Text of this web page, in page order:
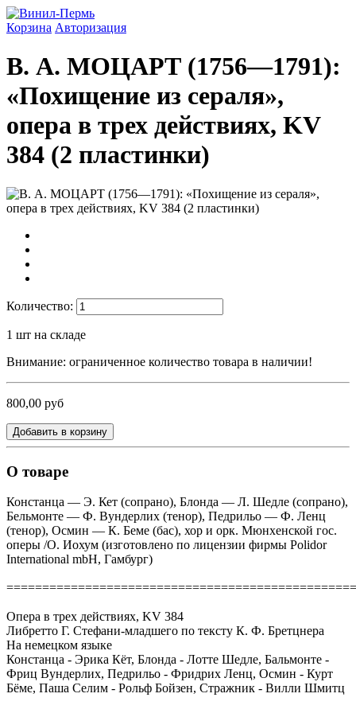
Корзина Авторизация
B. А. МОЦАРТ (1756—1791):
«Похищение из сераля»,
опера в трех действиях, KV
384 (2 пластинки)
Количество:
1 шт на складе
Внимание: ограниченное количество товара в наличии!
800,00 руб
Добавить в корзину
О товаре
Констанца — Э. Кет (сопрано), Блонда — Л. Шедле (сопрано),
Бельмонте — Ф. Вундерлих (тенор), Педрильо — Ф. Ленц
(тенор), Осмин — К. Беме (бас), хор и орк. Мюнхенской гос.
оперы /О. Иохум (изготовлено по лицензии фирмы Polidor
International mbH, Гамбург)
Опера в трех действиях, KV 384
Либретто Г. Стефани-младшего по тексту К. Ф. Бретцнера
На немецком языке
Констанца - Эрика Кёт, Блонда - Лотте Шедле, Бальмонте -
Фриц Вундерлих, Педрильо - Фридрих Ленц, Осмин - Курт
Бёме, Паша Селим - Рольф Бойзен, Стражник - Вилли Шмитц